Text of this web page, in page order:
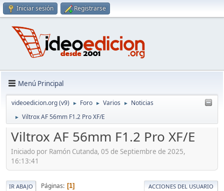
Iniciar sesión Registrarse
Menú Principal
videoedicion.org (v9) ► Foro ► Varios ► Noticias
► Viltrox AF 56mm F1.2 Pro XF/E
Viltrox AF 56mm F1.2 Pro XF/E
Iniciado por Ramón Cutanda, 05 de Septiembre de 2025,
16:13:41
IR ABAJO Páginas 1 ACCIONES DEL USUARIO